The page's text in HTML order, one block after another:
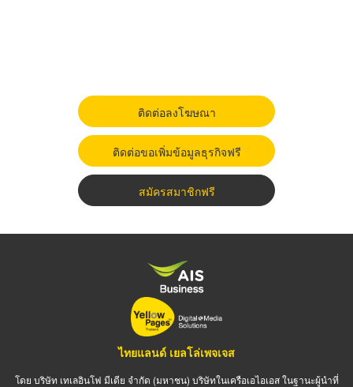
ติดต่อลงโฆษณา
ติดต่อขอเพิ่มข้อมูลธุรกิจฟรี
สมัครสมาชิกฟรี
ไทยแลนด์ เยลโล่เพจเจส
โดย บริษัท เทเลอินโฟ มีเดีย จำกัด (มหาชน) บริษัทในเครือเอไอเอส ในฐานะผู้นำที่